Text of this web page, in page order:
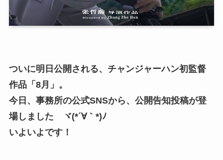
ついに明日公開される、チャンジャーハン初監督
作品「8月」。
今日、事務所の公式SNSから、公開告知投稿が登
場しました ヾ(*´∀｀*)ﾉ
いよいよです！